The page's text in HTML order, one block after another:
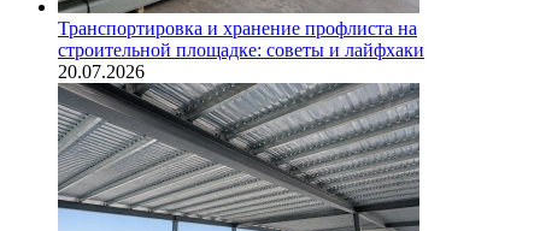
Транспортировка и хранение профлиста на
строительной площадке: советы и лайфхаки
20.07.2026